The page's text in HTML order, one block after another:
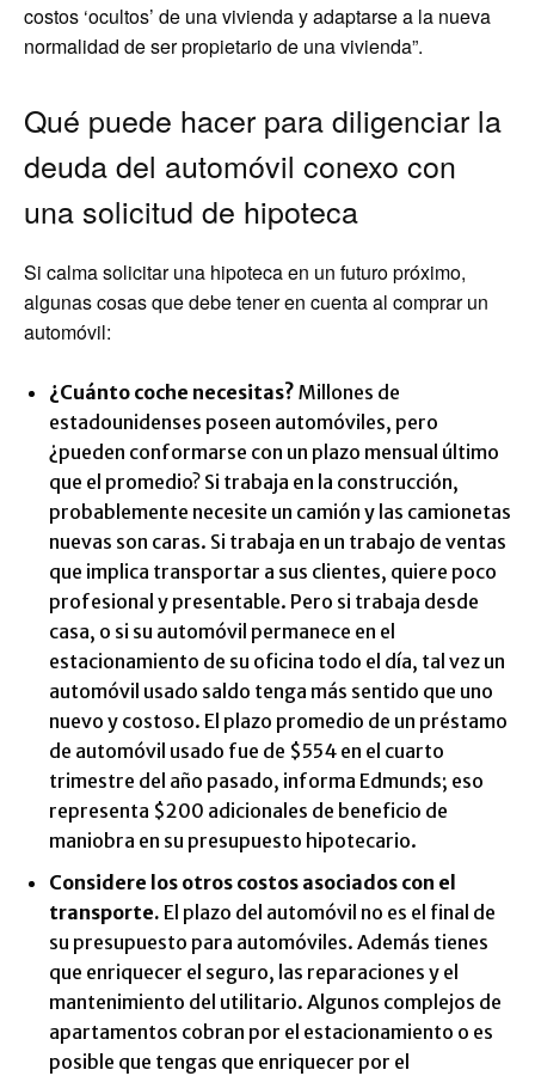
costos ‘ocultos’ de una vivienda y adaptarse a la nueva
normalidad de ser propietario de una vivienda”.
Qué puede hacer para diligenciar la
deuda del automóvil conexo con
una solicitud de hipoteca
Si calma solicitar una hipoteca en un futuro próximo,
algunas cosas que debe tener en cuenta al comprar un
automóvil:
¿Cuánto coche necesitas? Millones de
estadounidenses poseen automóviles, pero
¿pueden conformarse con un plazo mensual último
que el promedio? Si trabaja en la construcción,
probablemente necesite un camión y las camionetas
nuevas son caras. Si trabaja en un trabajo de ventas
que implica transportar a sus clientes, quiere poco
profesional y presentable. Pero si trabaja desde
casa, o si su automóvil permanece en el
estacionamiento de su oficina todo el día, tal vez un
automóvil usado saldo tenga más sentido que uno
nuevo y costoso. El plazo promedio de un préstamo
de automóvil usado fue de $554 en el cuarto
trimestre del año pasado, informa Edmunds; eso
representa $200 adicionales de beneficio de
maniobra en su presupuesto hipotecario.
Considere los otros costos asociados con el
transporte. El plazo del automóvil no es el final de
su presupuesto para automóviles. Además tienes
que enriquecer el seguro, las reparaciones y el
mantenimiento del utilitario. Algunos complejos de
apartamentos cobran por el estacionamiento o es
posible que tengas que enriquecer por el